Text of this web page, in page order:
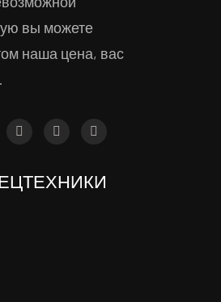
вы можете
наша цена, вас